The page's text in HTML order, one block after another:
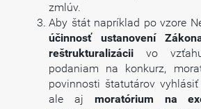
zmlúv.
Aby štát napríklad po vzore
účinnosť ustanovení
reštrukturalizácii vo
podaniam na konkurz,
povinnosti štatutárov
ale aj moratórium na